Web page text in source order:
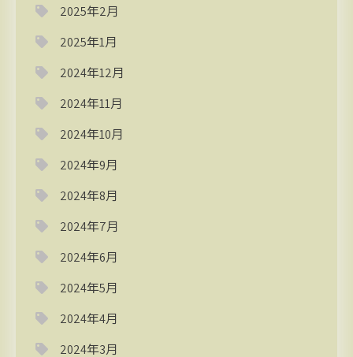
2025年2月
2025年1月
2024年12月
2024年11月
2024年10月
2024年9月
2024年8月
2024年7月
2024年6月
2024年5月
2024年4月
2024年3月